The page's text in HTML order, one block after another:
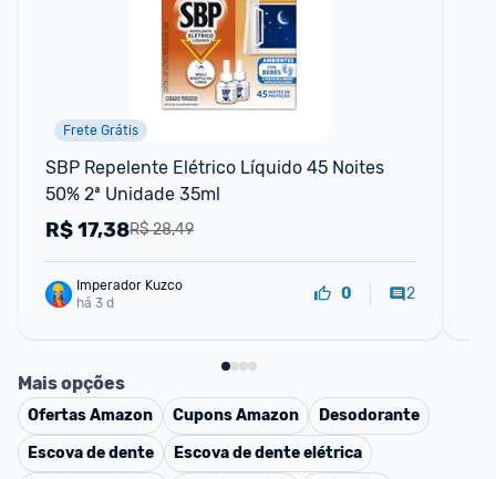
Frete Grátis
SBP Repelente Elétrico Líquido 45 Noites
50% 2ª Unidade 35ml
R$ 28,49
R$17,38
Imperador Kuzco
há 3 d
0 2
Mais opções
OfertasAmazon CuponsAmazon
Desodorante
Escova de dente
Escova de dente elétrica